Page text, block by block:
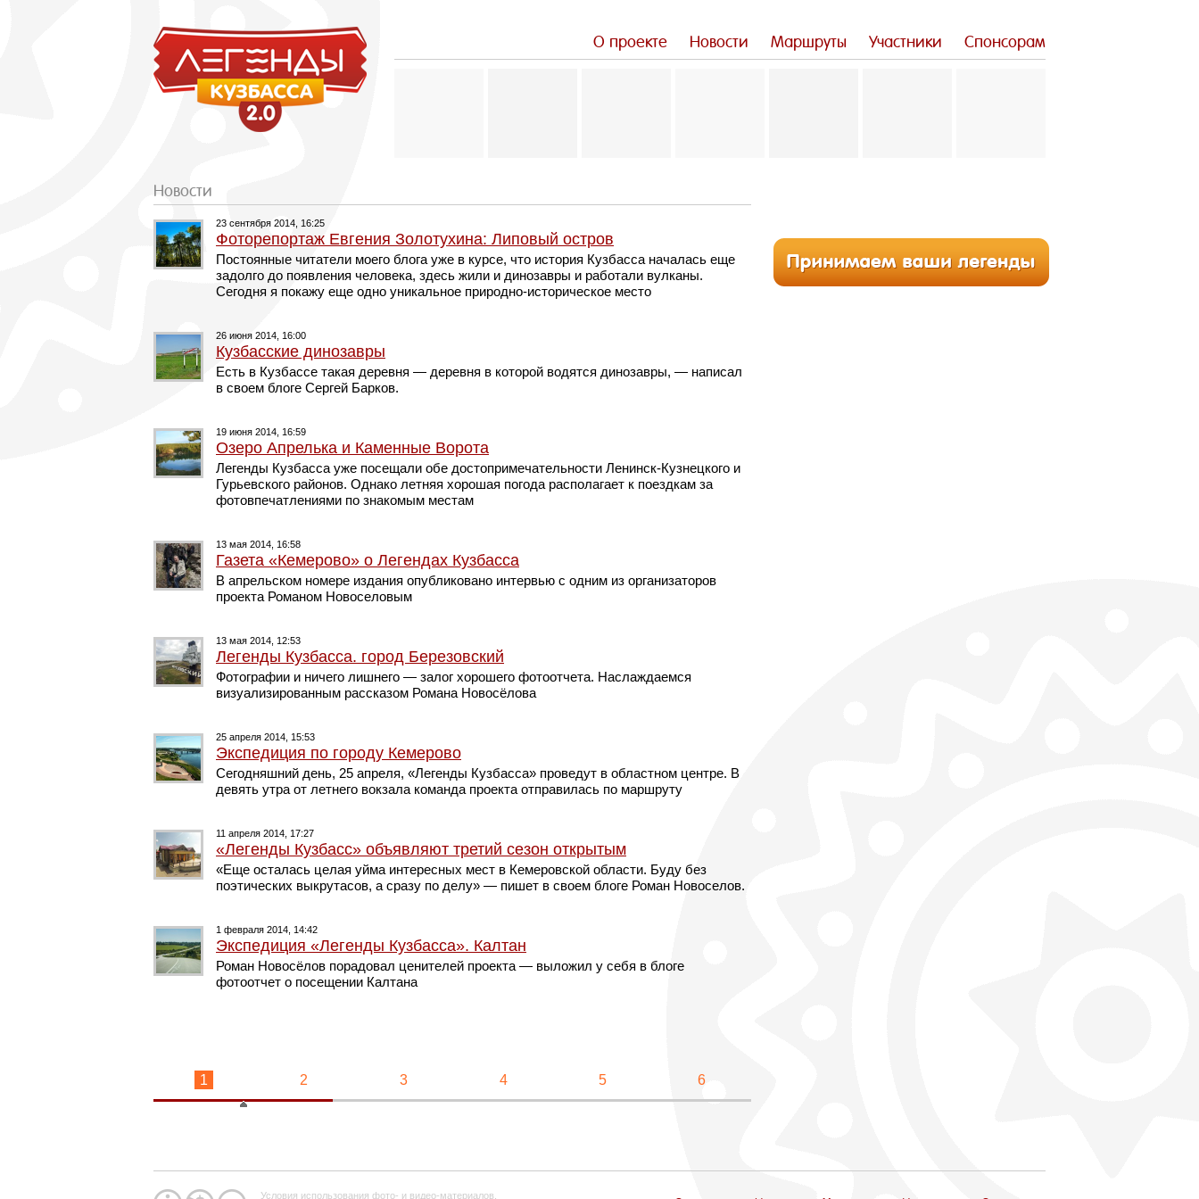
Спонсорам
Участники
Маршруты
Новости
О проекте
Новости
23 сентября 2014, 16:25
Фоторепортаж Евгения Золотухина: Липовый остров
Постоянные читатели моего блога уже в курсе, что история Кузбасса началась еще
задолго до появления человека, здесь жили и динозавры и работали вулканы.
Сегодня я покажу еще одно уникальное природно-историческое место
26 июня 2014, 16:00
Кузбасские динозавры
Есть в Кузбассе такая деревня — деревня в которой водятся динозавры, — написал
в своем блоге Сергей Барков.
19 июня 2014, 16:59
Озеро Апрелька и Каменные Ворота
Легенды Кузбасса уже посещали обе достопримечательности Ленинск-Кузнецкого и
Гурьевского районов. Однако летняя хорошая погода располагает к поездкам за
фотовпечатлениями по знакомым местам
13 мая 2014, 16:58
Газета «Кемерово» о Легендах Кузбасса
В апрельском номере издания опубликовано интервью с одним из организаторов
проекта Романом Новоселовым
13 мая 2014, 12:53
Легенды Кузбасса. город Березовский
Фотографии и ничего лишнего — залог хорошего фотоотчета. Наслаждаемся
визуализированным рассказом Романа Новосёлова
25 апреля 2014, 15:53
Экспедиция по городу Кемерово
Сегодняшний день, 25 апреля, «Легенды Кузбасса» проведут в областном центре. В
девять утра от летнего вокзала команда проекта отправилась по маршруту
11 апреля 2014, 17:27
«Легенды Кузбасс» объявляют третий сезон открытым
«Еще осталась целая уйма интересных мест в Кемеровской области. Буду без
поэтических выкрутасов, а сразу по делу» — пишет в своем блоге Роман Новоселов.
1 февраля 2014, 14:42
Экспедиция «Легенды Кузбасса». Калтан
Роман Новосёлов порадовал ценителей проекта — выложил у себя в блоге
фотоотчет о посещении Калтана
1 2 3 4 5 6
Условия использования фото- и видео-материалов,